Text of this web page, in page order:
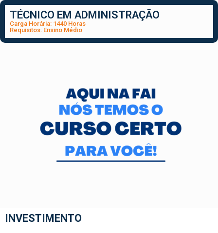
TÉCNICO EM ADMINISTRAÇÃO
Carga Horária: 1440 Horas
Requisitos: Ensino Médio
INVESTIMENTO